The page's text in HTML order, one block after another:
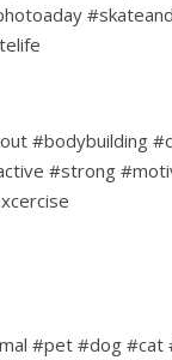
#bodybuilding
#strong
#pet #dog